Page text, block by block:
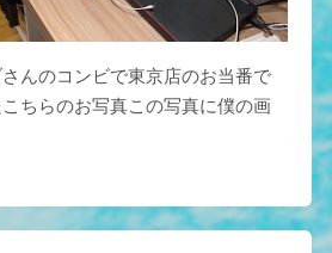
んのコンビで東京店のお当番で
ちらのお写真この写真に僕の画